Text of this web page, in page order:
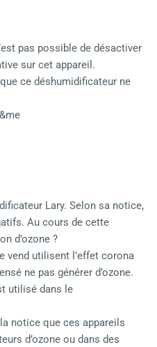
pas possible de désactiver
sur cet appareil.
ce déshumidificateur ne
Lary. Selon sa notice,
Au cours de cette
d’ozone ?
vend utilisent l’effet corona
ne pas générer d’ozone.
utilisé dans le
notice que ces appareils
d’ozone ou dans des